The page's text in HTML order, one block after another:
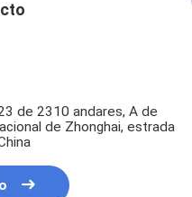
de 2310 andares, A de
de Zhonghai, estrada